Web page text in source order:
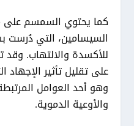
كما يحتوي السمسم على
السيسامين، التي دُرست
للأكسدة والالتهاب.
على تقليل تأثير
وهو أحد العوامل
والأوعية الدموية.